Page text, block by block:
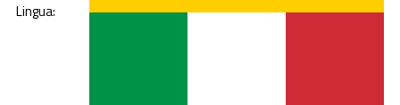
Lingua: